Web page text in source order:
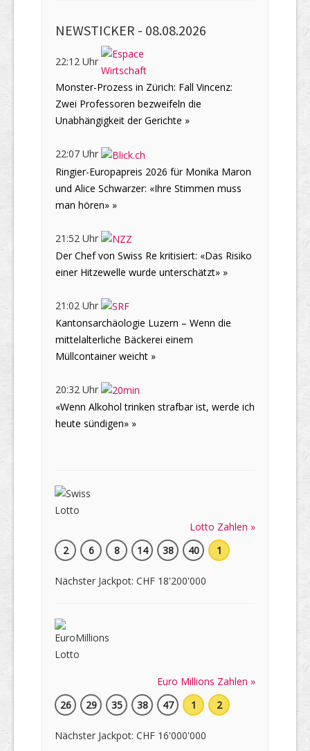
NEWSTICKER - 08.08.2026
22:12 Uhr
Monster-Prozess in Zürich: Fall Vincenz:
Zwei Professoren bezweifeln die
Unabhängigkeit der Gerichte »
22:07 Uhr
Ringier-Europapreis 2026 für Monika Maron
und Alice Schwarzer: «Ihre Stimmen muss
man hören» »
21:52 Uhr
Der Chef von Swiss Re kritisiert: «Das Risiko
einer Hitzewelle wurde unterschätzt» »
21:02 Uhr
Kantonsarchäologie Luzern – Wenn die
mittelalterliche Bäckerei einem
Müllcontainer weicht »
20:32 Uhr
«Wenn Alkohol trinken strafbar ist, werde ich
heute sündigen» »
Lotto Zahlen »
2
6 8 14 38 40 1
Nächster Jackpot: CHF 18'200'000
Euro Millions Zahlen »
26
29 35 38 47 1 2
Nächster Jackpot: CHF 16'000'000